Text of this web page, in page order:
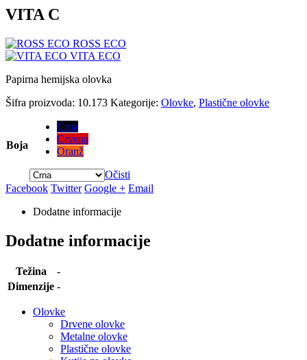
VITA C
ROSS ECO
VITA ECO
Papirna hemijska olovka
Šifra proizvoda: 10.173 Kategorije: Olovke, Plastične olovke
Boja
Crna
Crvena
Oranž
Očisti
Facebook Twitter Google + Email
Dodatne informacije
Dodatne informacije
Težina
-
Dimenzije -
Olovke
Drvene olovke
Metalne olovke
Plastične olovke